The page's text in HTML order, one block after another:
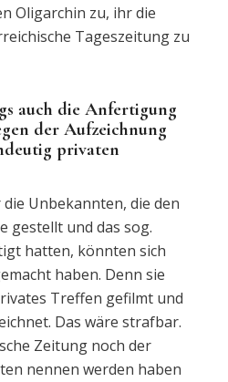
Oligarchin zu, ihr die
Tageszeitung zu
auch die Anfertigung
der Aufzeichnung
privaten
Unbekannten, die den
gestellt und das sog.
hatten, könnten sich
haben. Denn sie
Treffen gefilmt und
Das wäre strafbar.
Zeitung noch der
nennen werden haben